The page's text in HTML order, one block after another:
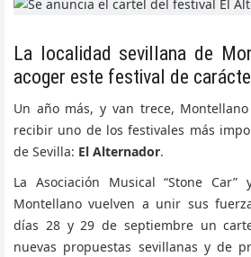
La localidad sevillana de
acoger este festival de
Un año más, y van trece,
recibir uno de los festivales más
de Sevilla: El Alternador.
La Asociación Musical “Stone
Montellano vuelven a unir sus
días 28 y 29 de septiembre un
nuevas propuestas sevillanas y de